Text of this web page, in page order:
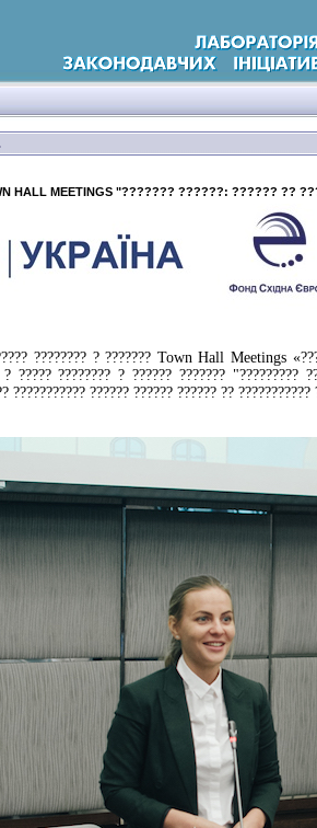
?????? ? ????????? ????????????
HALL MEETINGS "??????? ??????: ?????? ??
???????? ? ??????? Town Hall Meetings
? ????? ???????? ? ?????? ??????? "?????????
??????????? ?????? ?????? ?????? ?? ???????????